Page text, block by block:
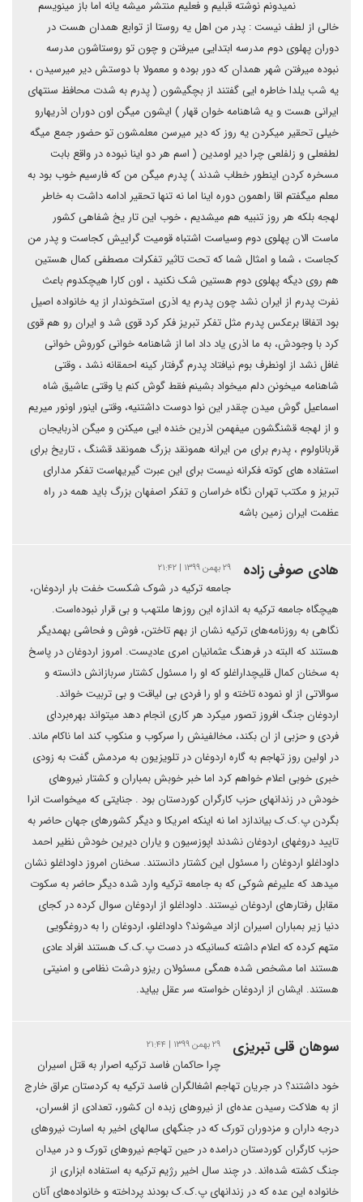
نمیدونم نوشته قبلیم و فعلیم منتشر میشه یانه اما باز مینویسم
خالی از لطف نیست : پدر من اهل یه روستا از توابع همدان هست در
دوران پهلوی دوم مدرسه ابتدایی میرفتن و چون تو روستاشون مدرسه
نبوده میرفتن شهر همدان که دور بوده و معمولا با دوستش دیر میرسیدن ،
یه شب یلدا خاطره ایی گفتند از بچگیشون ( پدرم به شدت محافظ سنتهای
ایرانی هست و یه شاهنامه خوان قهار ) ایشون میگن اون دوران اذریهارو
خیلی تحقیر میکردن یه روز که دیر میرسن معلمشون تو حضور جمع میگه
لطفعلی و زلفلعی چرا دیر اومدین ( اسم هر دو اینا نبوده در واقع بابت
مسخره کردن اینطور خطاب شدند ) پدرم میگن من که فارسیم خوب بود به
معلم میگفتم اقا راهمون دوره اینا اما نه تنها تحقیر ادامه داشت به خاطر
لهجه بلکه هر روز تنبیه هم میشدیم ، خوب این تار یخ شفاهی کشور
ماست الان پهلوی دوم وسیاست اشتباه قومیت گراییش کجاست و پدر من
کجاست ، شما و امثال شما که تحت تاثیر تفکرات مصطفی کمال هستین
هم روی دیگه پهلوی دوم هستین شک نکنید ، اون کارا هیچکدوم باعث
نفرت پدرم از ایران نشد چون پدرم یه اذری استخوندار از یه خانواده اصیل
بود اتفاقا برعکس پدرم مثل تفکر تبریز فکر کرد قوی شد و ایران رو هم قوی
کرد با وجودش، به ما اذری یاد داد اما از شاهنامه خوانی کوروش خوانی
غافل نشد از اونطرف بوم نیافتاد پدرم گرفتار کینه احمقانه نشد ، وقتی
شاهنامه میخونن دلم میخواد بشینم فقط گوش کنم یا وقتی عاشیق شاه
اسماعیل گوش میدن چقدر این نوا دوست داشتنیه، وقتی اینور اونور میریم
و از لهجه قشنگشون میفهمن اذرین خنده ایی میکنن و میگن اذربایجان
قرباناولوم ، پدرم برای من ایرانه همونقد بزرگ همونقد قشنگ ، تاریخ برای
استفاده های کوته فکرانه نیست برای این عبرت گیریهاست تفکر مدارای
تبریز و مکتب تهران نگاه خراسان و تفکر اصفهان بزرگ باید همه در راه
عظمت ایران زمین باشه
هادی صوفی زادە ۲۹ بهمن ۱۳۹۹ | ۲۱:۴۲
جامعە ترکیە در شوک شکست خفت بار اردوغان،
هیچگاە جامعە ترکیە بە اندازە این روزها ملتهب و بی قرار نبودەاست.
نگاهی بە روزنامەهای ترکیە نشان از بهم تاختن، فوش و فحاشی بهمدیگر
هستند کە البتە در فرهنگ عثمانیان امری عادیست. امروز اردوغان در پاسخ
بە سخنان کمال قلیچداراغلو کە او را مسئول کشتار سربازانش دانستە و
سوالاتی از او نمودە تاختە و او را فردی بی لیاقت و بی تربیت خواند.
اردوغان جنگ افروز تصور میکرد هر کاری انجام دهد میتواند بهرەبردای
فردی و حزبی از ان بکند، مخالفینش را سرکوب و منکوب کند اما ناکام ماند.
در اولین روز تهاجم بە گارە اردوغان در تلویزیون بە مردمش گفت بە زودی
خبری خوبی اعلام خواهم کرد اما خبر خوبش بمباران و کشتار نیروهای
خودش در زندانهای حزب کارگران کوردستان بود . جنایتی کە میخواست انرا
بگردن پ.ک.ک بیاندازد اما نە اینکە امریکا و دیگر کشورهای جهان حاضر بە
تایید دروغهای اردوغان نشدند اپوزسیون و یاران دیرین خودش نظیر احمد
داوداغلو اردوغان را مسئول این کشتار دانستند. سخنان امروز داوداغلو نشان
میدهد کە علیرغم شوکی کە بە جامعە ترکیە وارد شدە دیگر حاضر بە سکوت
مقابل رفتارهای اردوغان نیستند. داوداغلو از اردوغان سوال کردە در کجای
دنیا زیر بمباران اسیران ازاد میشوند؟ داوداغلو، اردوغان را بە دروغگویی
متهم کردە کە اعلام داشتە کسانیکە در دست پ.ک.ک هستند افراد عادی
هستند اما مشخص شدە همگی مسئولان ریزو درشت نظامی و امنیتی
هستند. ایشان از اردوغان خواستە سر عقل بیاید.
سوهان قلی تبریزی ۲۹ بهمن ۱۳۹۹ | ۲۱:۴۴
چرا حاکمان فاسد ترکیە اصرار بە قتل اسیران
خود داشتند؟ در جریان تهاجم اشغالگران فاسد ترکیە بە کردستان عراق خارج
از بە هلاکت رسیدن عدەای از نیروهای زبدە ان کشور، تعدادی از افسران،
درجە داران و مزدوران تورک کە در جنگهای سالهای اخیر بە اسارت نیروهای
حزب کارگران کوردستان درامدە در حین تهاجم نیروهای تورک و در میدان
جنگ کشتە شدەاند. در چند سال اخیر رژیم ترکیە بە استفادە ابزاری از
خانوادە این عدە کە در زندانهای پ.ک.ک بودند پرداختە و خانوادەهای آنان